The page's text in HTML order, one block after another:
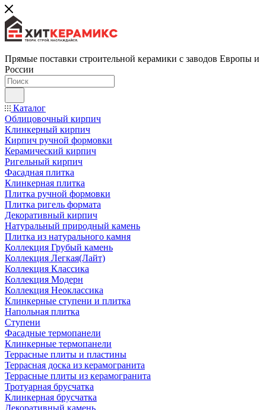
Прямые поставки строительной керамики с заводов Европы и
России
Каталог
Облицовочный кирпич
Клинкерный кирпич
Кирпич ручной формовки
Керамический кирпич
Ригельный кирпич
Фасадная плитка
Клинкерная плитка
Плитка ручной формовки
Плитка ригель формата
Декоративный кирпич
Натуральный природный камень
Плитка из натурального камня
Коллекция Грубый камень
Коллекция Легкая(Лайт)
Коллекция Классика
Коллекция Модерн
Коллекция Неоклассика
Клинкерные ступени и плитка
Напольная плитка
Ступени
Фасадные термопанели
Клинкерные термопанели
Террасные плиты и пластины
Террасная доска из керамогранита
Террасные плиты из керамогранита
Тротуарная брусчатка
Клинкерная брусчатка